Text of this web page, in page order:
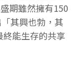
期雖然擁有150
其興也勃，其
能生存的共享